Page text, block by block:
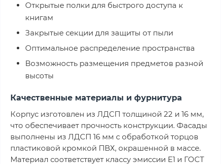
Открытые полки для быстрого доступа к
книгам
Закрытые секции для защиты от пыли
Оптимальное распределение пространства
Возможность размещения предметов разной
высоты
Качественные материалы и фурнитура
Корпус изготовлен из ЛДСП толщиной 22 и 16 мм,
что обеспечивает прочность конструкции. Фасады
выполнены из ЛДСП 16 мм с обработкой торцов
пластиковой кромкой ПВХ, окрашенной в массе.
Материал соответствует классу эмиссии Е1 и ГОСТ